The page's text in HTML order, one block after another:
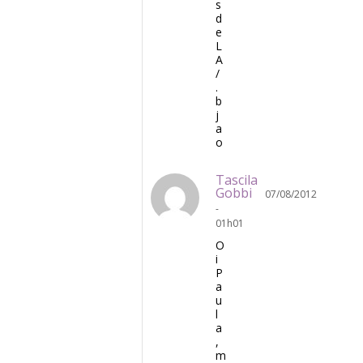
s
d
e
L
A
/
.
b
j
a
o
Tascila
Gobbi
07/08/2012
-
01h01
O
i
P
a
u
l
a
,
m